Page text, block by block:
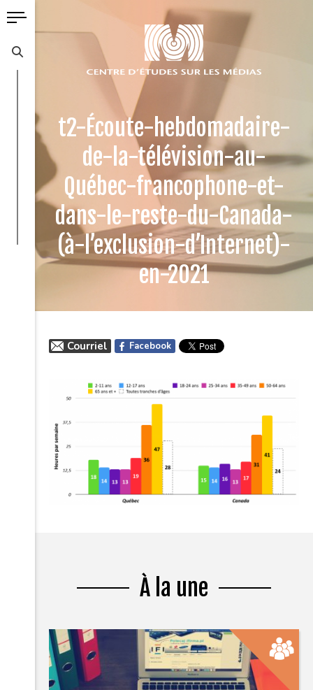
t2-Écoute-hebdomadaire-
de-la-télévision-au-
Québec-francophone-et-
dans-le-reste-du-Canada-
(à-l’exclusion-d’Internet)-
en-2021
Courriel Facebook
À la une